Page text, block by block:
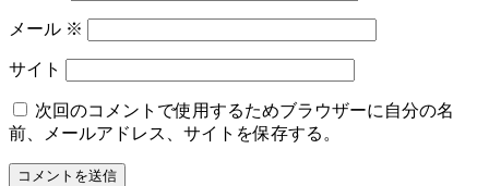
メール ※
サイト
次回のコメントで使用するためブラウザーに自分の名
前、メールアドレス、サイトを保存する。